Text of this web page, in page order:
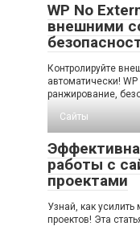
WP No
внешними
Контролируйте
автоматически!
ранжирование,
Сайты
работы с
проектами
Узнай, как
проектов! Эта